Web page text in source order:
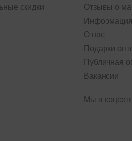
скидки
Отзывы о
Информация
О нас
Подарки
Публичная
Вакансии
Мы в